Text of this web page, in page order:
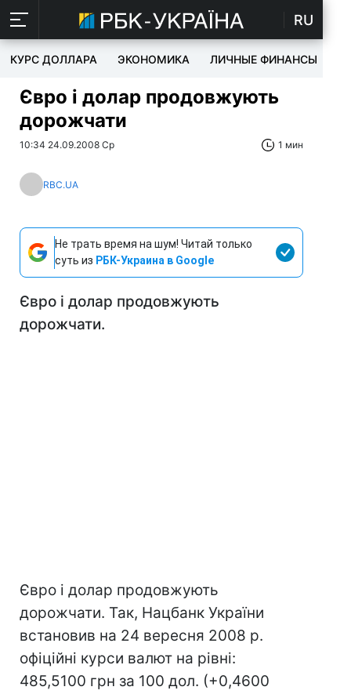
RU
КУРС ДОЛЛАРА ЭКОНОМИКА ЛИЧНЫЕ ФИНАНСЫ
Євро і долар продовжують
дорожчати
10:34 24.09.2008 Ср 1 мин
RBC.UA
Не трать время на шум! Читай только
суть из РБК-Украина в Google
Євро і долар продовжують
дорожчати.
Євро і долар продовжують
дорожчати. Так, Нацбанк України
встановив на 24 вересня 2008 р.
офіційні курси валют на рівні:
485,5100 грн за 100 дол. (+0,4600